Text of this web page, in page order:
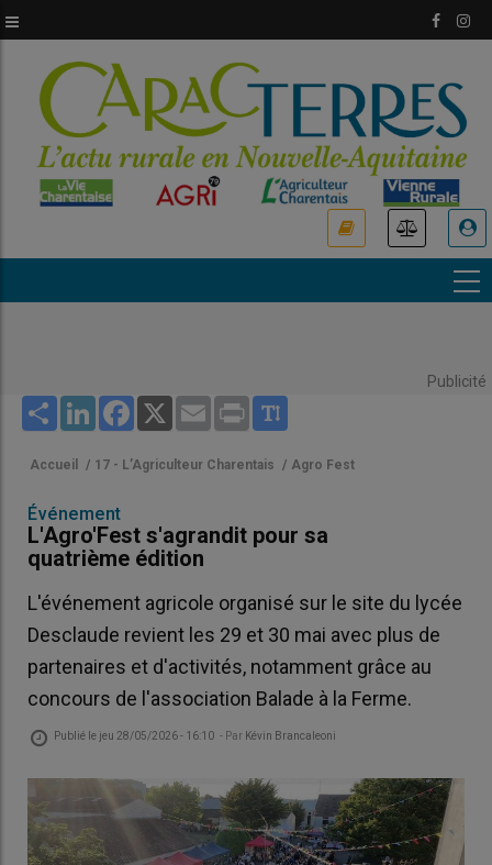
au
principal
Publicité
Share LinkedInFacebook
X Email Print
Accueil / 17 - L’Agriculteur Charentais / Agro Fest
Événement
L'Agro'Fest s'agrandit pour sa
quatrième édition
L'événement agricole organisé sur le site du lycée
Desclaude revient les 29 et 30 mai avec plus de
partenaires et d'activités, notamment grâce au
concours de l'association Balade à la Ferme.
Publié le jeu 28/05/2026 - 16:10 - Par Kévin Brancaleoni